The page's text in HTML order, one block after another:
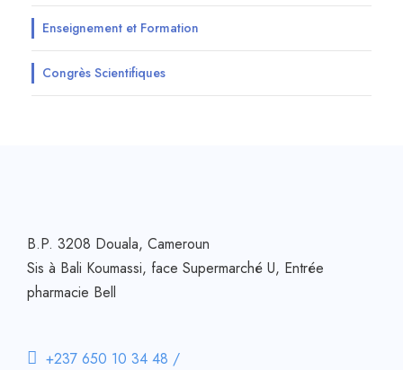
Enseignement et Formation
Congrès Scientifiques
B.P. 3208 Douala, Cameroun
Sis à Bali Koumassi, face Supermarché U, Entrée
pharmacie Bell
+237 650 10 34 48 /